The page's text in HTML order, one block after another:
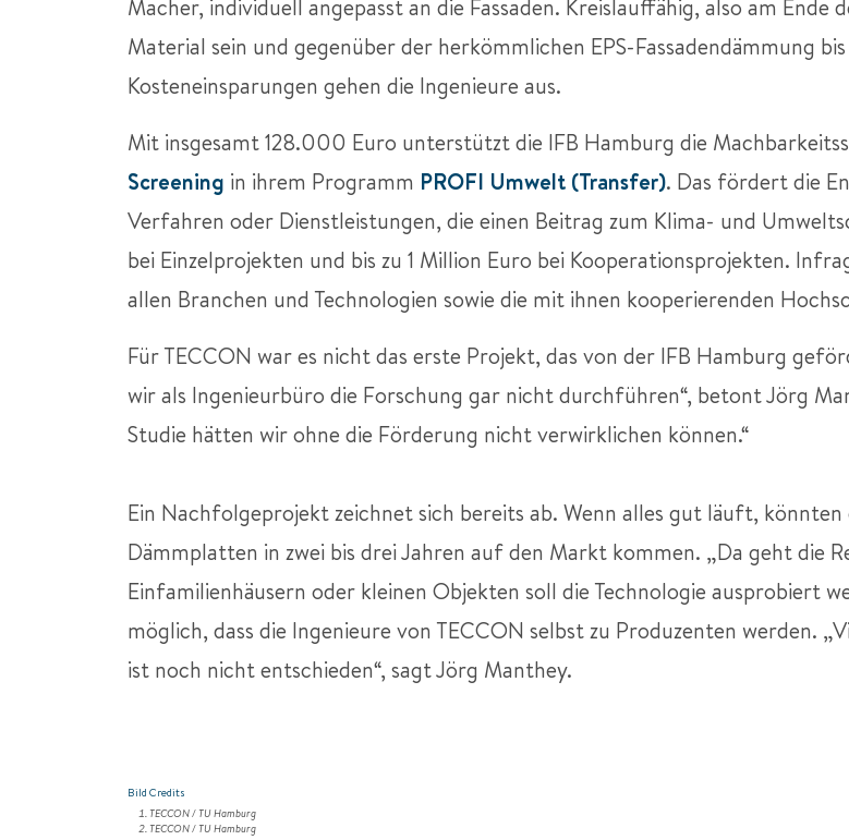
Macher, individuell angepasst an die Fassaden. Kreislauffähig, also am Ende
Material sein und gegenüber der herkömmlichen EPS-Fassadendämmung
Kosteneinsparungen gehen die Ingenieure aus.
Mit insgesamt 128.000 Euro unterstützt die IFB Hamburg die
Screening in ihrem Programm PROFI Umwelt (Transfer). Das fördert die
Verfahren oder Dienstleistungen, die einen Beitrag zum Klima- und
bei Einzelprojekten und bis zu 1 Million Euro bei Kooperationsprojekten.
allen Branchen und Technologien sowie die mit ihnen kooperierenden
Für TECCON war es nicht das erste Projekt, das von der IFB Hamburg
wir als Ingenieurbüro die Forschung gar nicht durchführen“, betont Jörg
Studie hätten wir ohne die Förderung nicht verwirklichen können.“
Ein Nachfolgeprojekt zeichnet sich bereits ab. Wenn alles gut läuft,
Dämmplatten in zwei bis drei Jahren auf den Markt kommen. „Da geht die
Einfamilienhäusern oder kleinen Objekten soll die Technologie ausprobiert
möglich, dass die Ingenieure von TECCON selbst zu Produzenten werden.
ist noch nicht entschieden“, sagt Jörg Manthey.
Bild Credits
TECCON / TU Hamburg
TECCON / TU Hamburg